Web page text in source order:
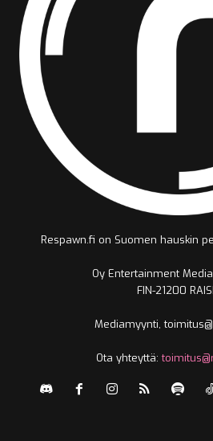
Respawn.fi on Suomen hauskin
Oy Entertainment
FIN-21200
Mediamyynti,
Ota yhteyttä: